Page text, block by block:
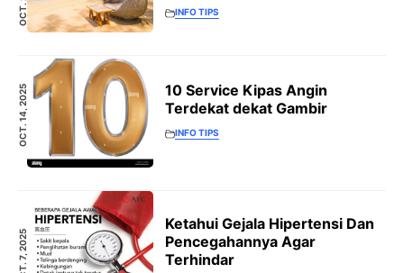
INFO TIPS
OCT. 14, 2025
10 Service Kipas Angin
Terdekat dekat Gambir
INFO TIPS
OCT. 7, 2025
Ketahui Gejala Hipertensi Dan
Pencegahannya Agar
Terhindar